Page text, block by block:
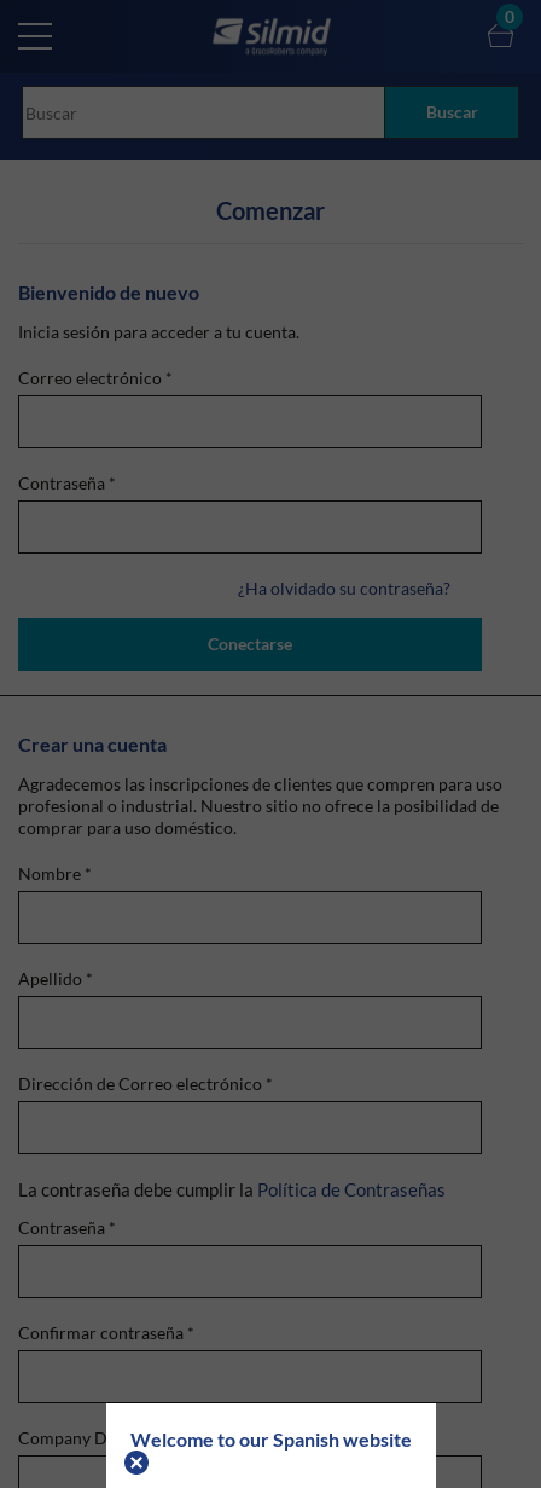
Welcome to our Spanish website
main
Buscar
0
Comenzar
Bienvenido de nuevo
Inicia sesión para acceder a tu cuenta.
Correo electrónico *
Contraseña *
¿Ha olvidado su contraseña?
Conectarse
Crear una cuenta
Agradecemos las inscripciones de clientes que compren para uso
profesional o industrial. Nuestro sitio no ofrece la posibilidad de
comprar para uso doméstico.
Nombre *
Apellido *
Dirección de Correo electrónico *
La contraseña debe cumplir la Política de Contraseñas
Contraseña *
Confirmar contraseña *
Company Domain*